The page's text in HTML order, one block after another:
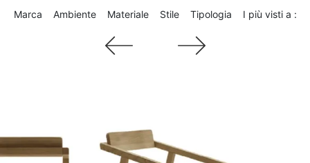
Marca Ambiente Materiale Stile Tipologia I più visti a :